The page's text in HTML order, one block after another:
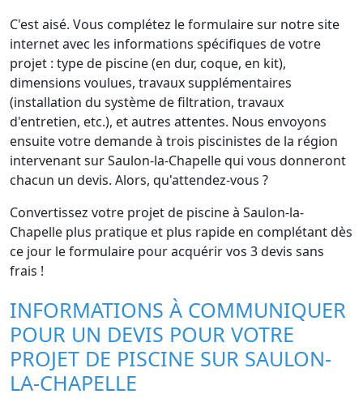
C'est aisé. Vous complétez le formulaire sur notre site
internet avec les informations spécifiques de votre
projet : type de piscine (en dur, coque, en kit),
dimensions voulues, travaux supplémentaires
(installation du système de filtration, travaux
d'entretien, etc.), et autres attentes. Nous envoyons
ensuite votre demande à trois piscinistes de la région
intervenant sur Saulon-la-Chapelle qui vous donneront
chacun un devis. Alors, qu'attendez-vous ?
Convertissez votre projet de piscine à Saulon-la-
Chapelle plus pratique et plus rapide en complétant dès
ce jour le formulaire pour acquérir vos 3 devis sans
frais !
INFORMATIONS À COMMUNIQUER
POUR UN DEVIS POUR VOTRE
PROJET DE PISCINE SUR SAULON-
LA-CHAPELLE